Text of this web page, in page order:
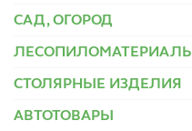
САД, ОГОРОД
ЛЕСОПИЛОМАТЕРИАЛЫ
СТОЛЯРНЫЕ ИЗДЕЛИЯ
АВТОТОВАРЫ